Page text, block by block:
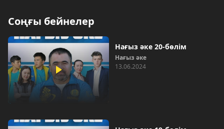
Соңғы бейнелер
Нағыз әке 20-бөлім
Нағыз әке
13.06.2024